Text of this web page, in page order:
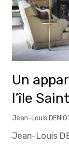
Un
l’île
Jean-Louis
Jean-Louis